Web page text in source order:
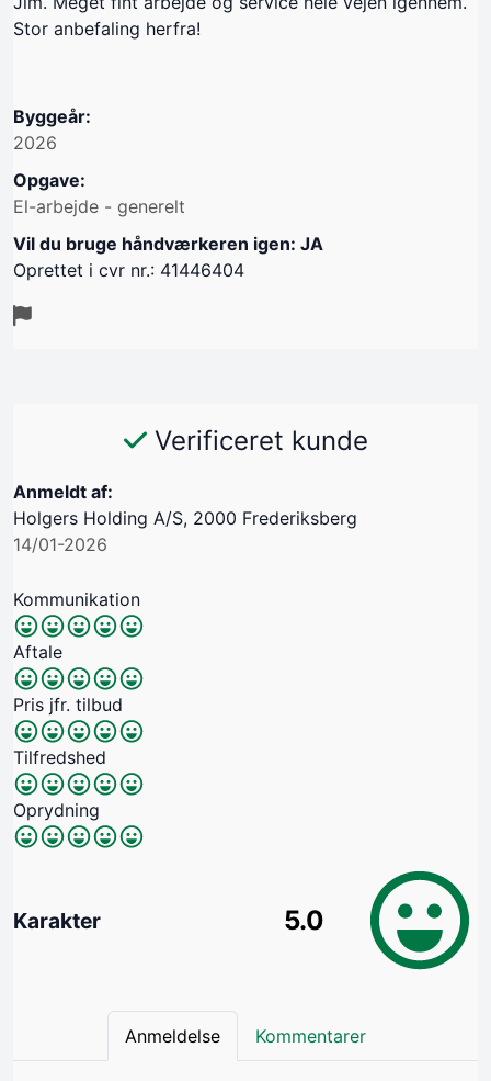
Stor anbefaling herfra!
Byggeår:
2026
Opgave:
El-arbejde - generelt
Vil du bruge håndværkeren igen: JA
Oprettet i cvr nr.: 41446404
Verificeret kunde
Anmeldt af:
Holgers Holding A/S, 2000 Frederiksberg
14/01-2026
Kommunikation
Aftale
Pris jfr. tilbud
Tilfredshed
Oprydning
Karakter 5.0
Anmeldelse Kommentarer